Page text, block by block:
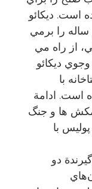
است. ديكائو
را برمي
از راه مي
ديكائو
با
است. ادامة
ها و جنگ
با
دو